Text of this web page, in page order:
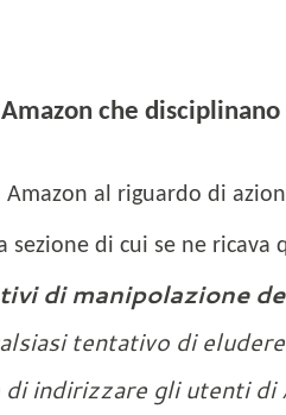
che
Amazon al riguardo di
sezione di cui se ne ricava
di manipolazione
tentativo di
di indirizzare gli utenti